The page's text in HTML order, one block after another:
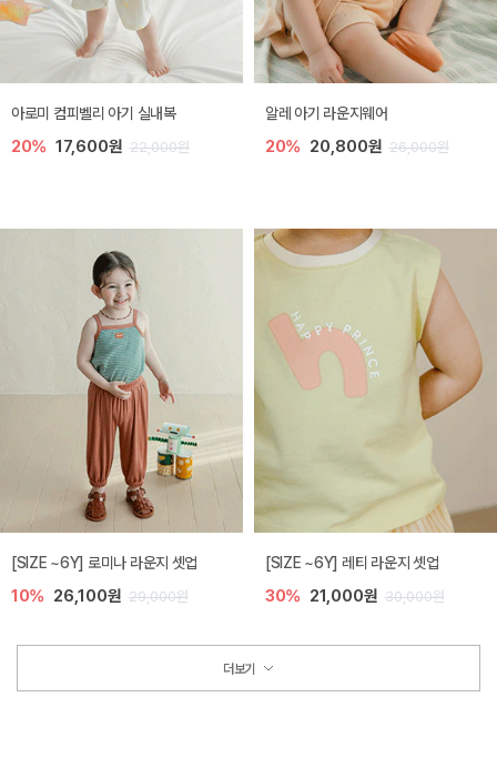
아로미 컴피벨리 아기 실내복
20% 17,600원 22,000원
알레 아기 라운지웨어
20% 20,800원 26,000원
[SIZE ~6Y] 로미나 라운지 셋업
10% 26,100원 29,000원
[SIZE ~6Y] 레티 라운지 셋업
30% 21,000원 30,000원
더보기